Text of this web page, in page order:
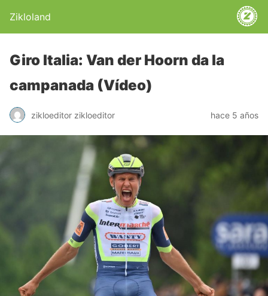
Zikloland
Giro Italia: Van der Hoorn da la
campanada (Vídeo)
zikloeditor zikloeditor hace 5 años